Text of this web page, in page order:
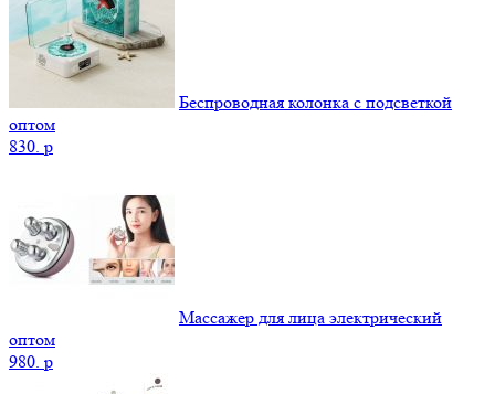
Беспроводная колонка с подсветкой
оптом
830. p
Массажер для лица электрический
оптом
980. p